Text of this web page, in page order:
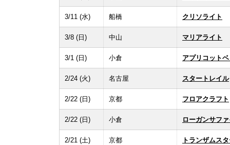
3/11 (水) 船橋 クリソライト
3/8 (日) 中山 マリアライト
3/1 (日) 小倉 アプリコット
2/24 (火) 名古屋 スタートレイル
2/22 (日) 京都 フロアクラフト
2/22 (日) 小倉 ローガンサフ
2/21 (土) 京都 トランザムス